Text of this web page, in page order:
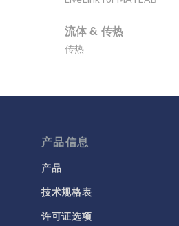
流体 & 传热
传热
多孔介质流动
流体流动颗粒跟踪
电磁学
RF 与微波工程
产品信息
产品
技术规格表
许可证选项